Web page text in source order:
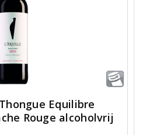
Equilibre
Rouge alcoholvrij